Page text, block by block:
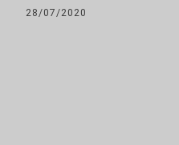
28/07/2020